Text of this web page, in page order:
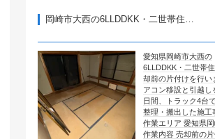
岡崎市大西の6LLDDKK・二世帯住…
愛知県岡崎市大西の
6LLDDKK・二世帯住宅で、売
却前の片付けを行いました。エ
アコン移設と引越しを含めて4
日間、トラック4台で全部屋を
整理・搬出した施工事例です。
作業エリア 愛知県岡崎市大西
作業内容 売却前の片付け …